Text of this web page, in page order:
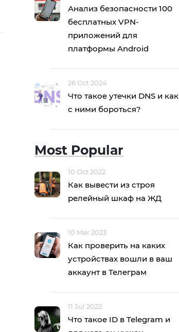
Анализ безопасности 100
бесплатных VPN-
приложений для
платформы Android
26 Oct 2024
Что такое утечки DNS и как
с ними бороться?
Most Popular
10 Oct 2022
Как вывести из строя
релейный шкаф на ЖД
10 Mar 2023
Как проверить на каких
устройствах вошли в ваш
аккаунт в Телеграм
11 Jul 2022
Что такое ID в Telegram и